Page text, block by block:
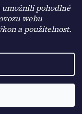
umožnili pohodlné
webu
a použitelnost.
práva vyhrazena.